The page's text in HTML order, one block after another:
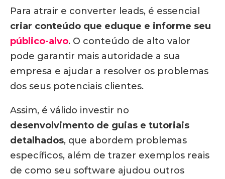
Para atrair e converter leads, é essencial
criar conteúdo que eduque e informe seu
público-alvo. O conteúdo de alto valor
pode garantir mais autoridade a sua
empresa e ajudar a resolver os problemas
dos seus potenciais clientes.
Assim, é válido investir no
desenvolvimento de guias e tutoriais
detalhados, que abordem problemas
específicos, além de trazer exemplos reais
de como seu software ajudou outros